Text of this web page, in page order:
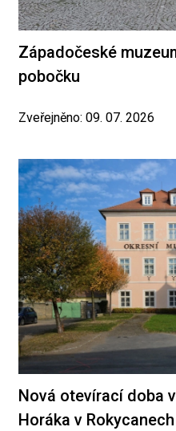
Západočeské
pobočku
Zveřejněno: 09. 07. 2026
Nová otevírací doba
Horáka v Rokycanech